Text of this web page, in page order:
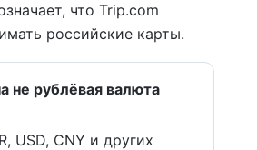
что Trip.com
российские карты.
не рублёвая валюта
USD, CNY и других